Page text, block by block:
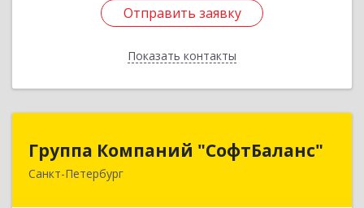
Отправить заявку
Показать контакты
Отправить заявку
Назад
Группа Компаний "СофтБаланс"
Санкт-Петербург
Группа Компаний "СофтБаланс"
195112, Санкт-Петербург г, Заневский пр-кт,